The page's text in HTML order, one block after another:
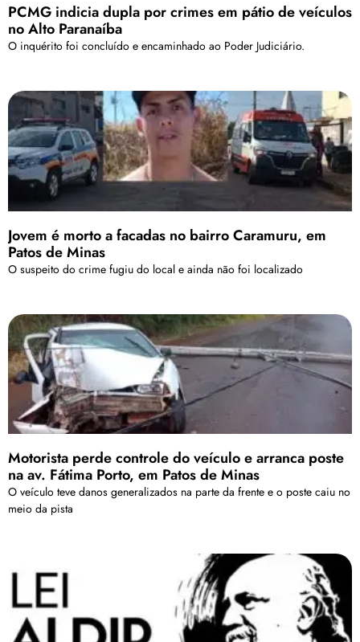
PCMG indicia dupla por crimes em pátio de veículos
no Alto Paranaíba
O inquérito foi concluído e encaminhado ao Poder Judiciário.
Jovem é morto a facadas no bairro Caramuru, em
Patos de Minas
O suspeito do crime fugiu do local e ainda não foi localizado
Motorista perde controle do veículo e arranca poste
na av. Fátima Porto, em Patos de Minas
O veículo teve danos generalizados na parte da frente e o poste caiu no
meio da pista